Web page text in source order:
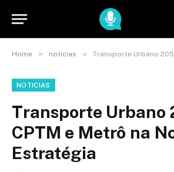
Home » noticias » Transporte Urbano 2050:
NOTICIAS
Transporte Urbano
CPTM e Metrô na
Estratégia